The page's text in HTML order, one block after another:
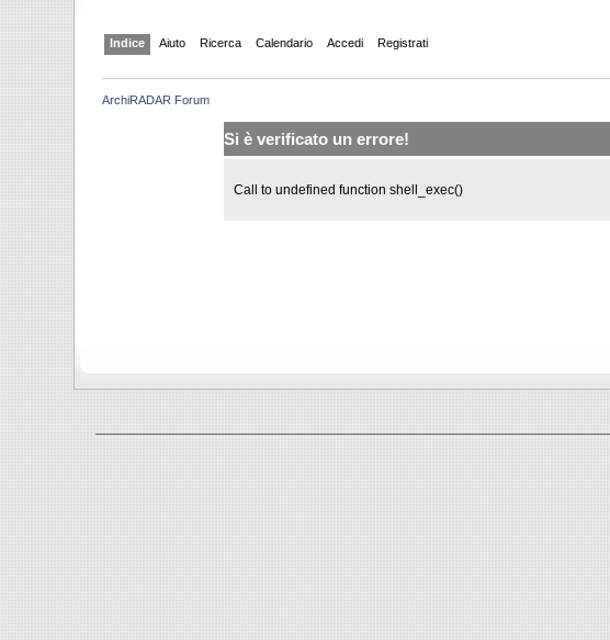
Indice Aiuto Ricerca Calendario Accedi Registrati
ArchiRADAR Forum
Si è verificato un errore!
Call to undefined function shell_exec()